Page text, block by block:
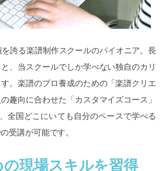
誇る楽譜制作スクールのパイオニア。長
、当スクールでしか学べない独自のカリ
。楽譜のプロ養成のための「楽譜クリエ
趣向に合わせた「カスタマイズコース」
全国どこにいても自分のペースで学べる
受講が可能です。
現場スキルを習得